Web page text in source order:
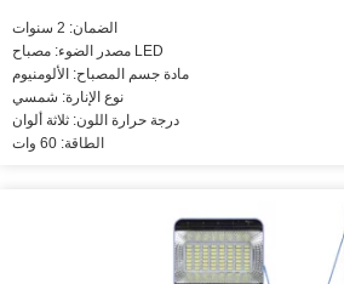
الضمان: 2 سنوات
مصدر الضوء: مصباح LED
مادة جسم المصباح: الألومنيوم
نوع الإنارة: شمسي
درجة حرارة اللون: ثلاثة ألوان
الطاقة: 60 وات